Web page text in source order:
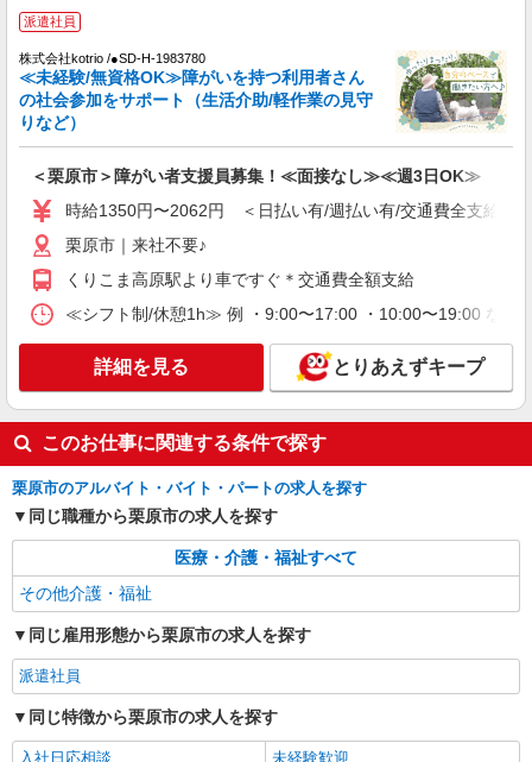
派遣社員
株式会社kotrio /●SD-H-1983780
≪未経験/無資格OK≫障がいを持つ利用者さん
の社会参加をサポート（生活介助/軽作業の見守
りなど）
＜栗原市＞障がい者支援員募集！≪面接なし≫≪週3日OK≫
時給1350円〜2062円 ＜日払い有/週払い有/交通費全支給(ガ
栗原市｜来社不要♪
くりこま高原駅より車ですぐ＊交通費全額支給
≪シフト制/休憩1h≫ 例 ・9:00〜17:00 ・10:00〜19:00 など
詳細を見る とりあえずキープ
このお仕事に関連する条件で探す
栗原市のアルバイト・バイト・パートの求人を探す
同じ職種から栗原市の求人を探す
医療・介護・福祉すべて
その他介護・福祉
同じ雇用形態から栗原市の求人を探す
派遣社員
同じ特徴から栗原市の求人を探す
入社日応相談
未経験歓迎